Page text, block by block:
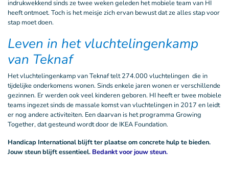
indrukwekkend sinds ze twee weken geleden het mobiele team van HI
heeft ontmoet. Toch is het meisje zich ervan bewust dat ze alles stap voor
stap moet doen.
Leven in het vluchtelingenkamp
van Teknaf
Het vluchtelingenkamp van Teknaf telt 274.000 vluchtelingen die in
tijdelijke onderkomens wonen. Sinds enkele jaren wonen er verschillende
gezinnen. Er werden ook veel kinderen geboren. HI heeft er twee mobiele
teams ingezet sinds de massale komst van vluchtelingen in 2017 en leidt
er nog andere activiteiten. Een daarvan is het programma Growing
Together, dat gesteund wordt door de IKEA Foundation.
Handicap International blijft ter plaatse om concrete hulp te bieden.
Jouw steun blijft essentieel. Bedankt voor jouw steun.